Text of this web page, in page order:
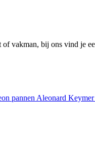
vakman, bij ons vind je
pannen Aleonard Keymer